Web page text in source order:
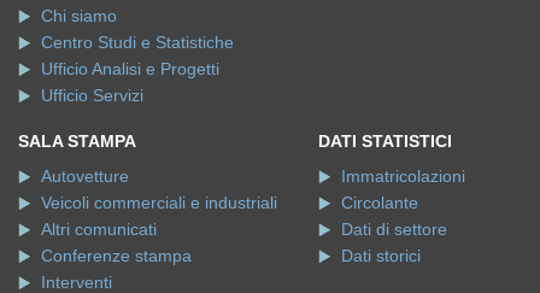
Chi siamo
Centro Studi e Statistiche
Ufficio Analisi e Progetti
Ufficio Servizi
SALA STAMPA
Autovetture
Veicoli commerciali e industriali
Altri comunicati
Conferenze stampa
Interventi
DATI STATISTICI
Immatricolazioni
Circolante
Dati di settore
Dati storici